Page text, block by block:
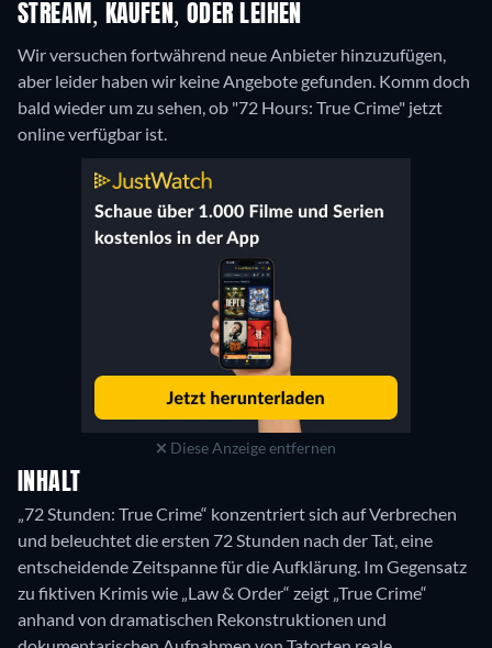
STREAM, KAUFEN, ODER LEIHEN
Wir versuchen fortwährend neue Anbieter hinzuzufügen,
aber leider haben wir keine Angebote gefunden. Komm doch
bald wieder um zu sehen, ob "72 Hours: True Crime" jetzt
online verfügbar ist.
Diese Anzeige entfernen
INHALT
„72 Stunden: True Crime“ konzentriert sich auf Verbrechen
und beleuchtet die ersten 72 Stunden nach der Tat, eine
entscheidende Zeitspanne für die Aufklärung. Im Gegensatz
zu fiktiven Krimis wie „Law & Order“ zeigt „True Crime“
anhand von dramatischen Rekonstruktionen und